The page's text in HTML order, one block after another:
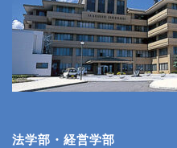
法学部・経営学部